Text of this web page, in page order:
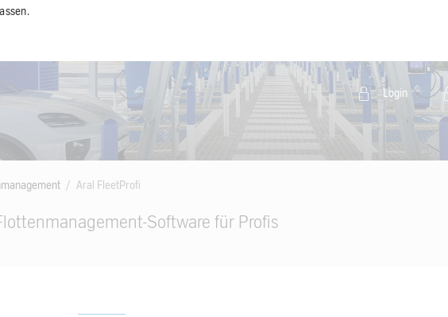
Login
Aral FleetProfi
Software für Profis